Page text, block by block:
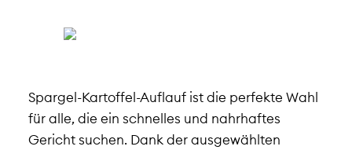
Spargel-Kartoffel-Auflauf ist die perfekte Wahl
für alle, die ein schnelles und nahrhaftes
Gericht suchen. Dank der ausgewählten